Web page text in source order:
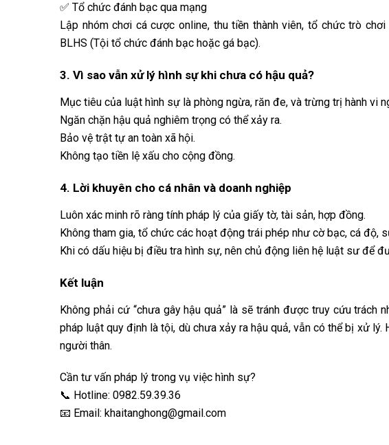
✅ Tổ chức đánh bạc qua mạng
Lập nhóm chơi cá cược online, thu tiền thành viên, tổ chức trò
BLHS (Tội tổ chức đánh bạc hoặc gá bạc).
3. Vì sao vẫn xử lý hình sự khi chưa có hậu quả?
Mục tiêu của luật hình sự là phòng ngừa, răn đe, và trừng trị hành vi
Ngăn chặn hậu quả nghiêm trọng có thể xảy ra.
Bảo vệ trật tự an toàn xã hội.
Không tạo tiền lệ xấu cho cộng đồng.
4. Lời khuyên cho cá nhân và doanh nghiệp
Luôn xác minh rõ ràng tính pháp lý của giấy tờ, tài sản, hợp đồng.
Không tham gia, tổ chức các hoạt động trái phép như cờ bạc, cá độ,
Khi có dấu hiệu bị điều tra hình sự, nên chủ động liên hệ luật sư để
Kết luận
Không phải cứ “chưa gây hậu quả” là sẽ tránh được truy cứu
pháp luật quy định là tội, dù chưa xảy ra hậu quả, vẫn có thể bị xử
người thân.
Cần tư vấn pháp lý trong vụ việc hình sự?
📞 Hotline: 0982.59.39.36
📧 Email: khaitanghong@gmail.com